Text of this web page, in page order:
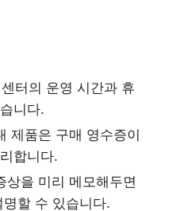
터의 운영 시간과 휴
니다.
제품은 구매 영수증이
합니다.
상을 미리 메모해두면
할 수 있습니다.